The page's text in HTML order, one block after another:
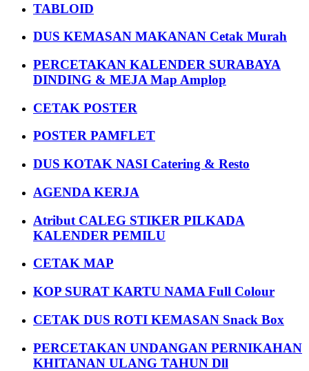
TABLOID
DUS KEMASAN MAKANAN Cetak Murah
PERCETAKAN KALENDER SURABAYA
DINDING & MEJA Map Amplop
CETAK POSTER
POSTER PAMFLET
DUS KOTAK NASI Catering & Resto
AGENDA KERJA
Atribut CALEG STIKER PILKADA
KALENDER PEMILU
CETAK MAP
KOP SURAT KARTU NAMA Full Colour
CETAK DUS ROTI KEMASAN Snack Box
PERCETAKAN UNDANGAN PERNIKAHAN
KHITANAN ULANG TAHUN Dll